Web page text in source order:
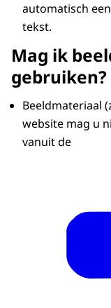
automatisch
tekst.
Mag ik
gebruiken?
Beeldmateriaal
website mag u
vanuit de